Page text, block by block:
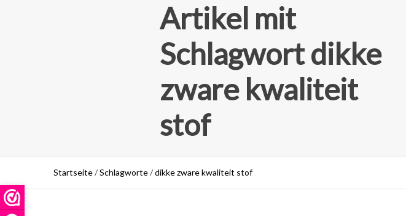
Artikel mit
Schlagwort dikke
zware kwaliteit
stof
Startseite/Schlagworte/dikke zware kwaliteit stof